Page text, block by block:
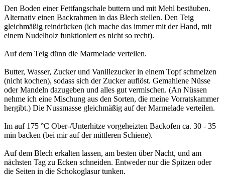
Den Boden einer Fettfangschale buttern und mit Mehl bestäuben.
Alternativ einen Backrahmen in das Blech stellen. Den Teig
gleichmäßig reindrücken (ich mache das immer mit der Hand, mit
einem Nudelholz funktioniert es nicht so recht).
Auf dem Teig dünn die Marmelade verteilen.
Butter, Wasser, Zucker und Vanillezucker in einem Topf schmelzen
(nicht kochen), sodass sich der Zucker auflöst. Gemahlene Nüsse
oder Mandeln dazugeben und alles gut vermischen. (An Nüssen
nehme ich eine Mischung aus den Sorten, die meine Vorratskammer
hergibt.) Die Nussmasse gleichmäßig auf der Marmelade verteilen.
Im auf 175 °C Ober-/Unterhitze vorgeheizten Backofen ca. 30 - 35
min backen (bei mir auf der mittleren Schiene).
Auf dem Blech erkalten lassen, am besten über Nacht, und am
nächsten Tag zu Ecken schneiden. Entweder nur die Spitzen oder
die Seiten in die Schokoglasur tunken.